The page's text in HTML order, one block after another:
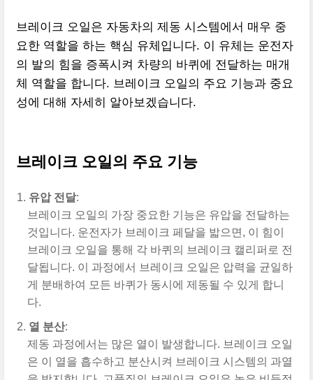
브레이크 오일은 자동차의 제동 시스템에서 매우 중
요한 역할을 하는 핵심 유체입니다. 이 유체는 운전자
의 발의 힘을 증폭시켜 차량의 바퀴에 전달하는 매개
체 역할을 합니다. 브레이크 오일의 주요 기능과 중요
성에 대해 자세히 알아보겠습니다.
브레이크 오일의 주요 기능
유압 전달:
브레이크 오일의 가장 중요한 기능은 유압을 전달하는
것입니다. 운전자가 브레이크 페달을 밟으면, 이 힘이
브레이크 오일을 통해 각 바퀴의 브레이크 캘리퍼로 전
달됩니다. 이 과정에서 브레이크 오일은 압력을 균일하
게 분배하여 모든 바퀴가 동시에 제동될 수 있게 합니
다.
열 분산:
제동 과정에서는 많은 열이 발생합니다. 브레이크 오일
은 이 열을 흡수하고 분산시켜 브레이크 시스템의 과열